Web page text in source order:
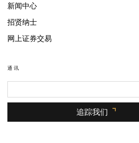
新闻中心
招贤纳士
网上证券交易
通讯
追踪我们